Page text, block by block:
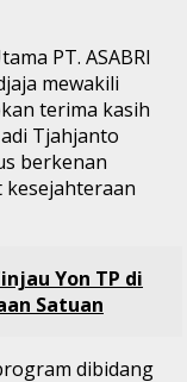
PT. ASABRI
mewakili
terima kasih
Tjahjanto
berkenan
kesejahteraan
Yon TP di
Satuan
dibidang